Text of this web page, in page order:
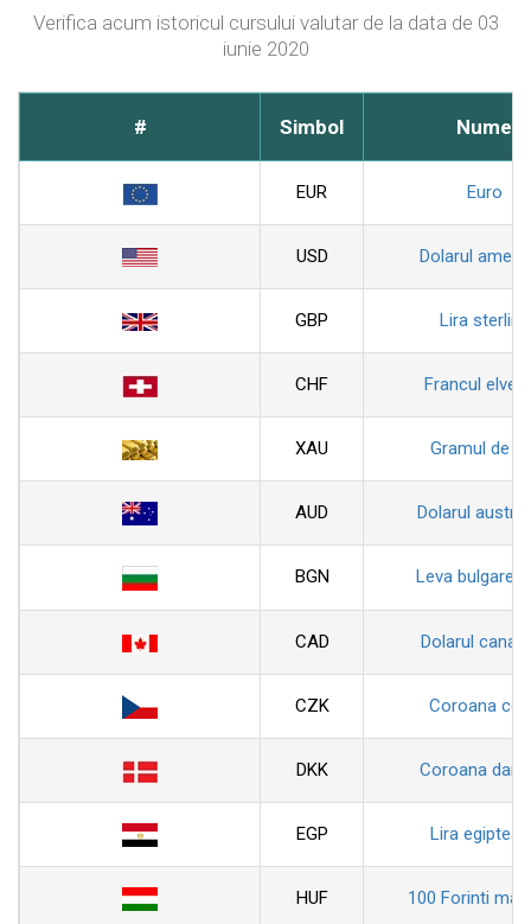
Verifica acum istoricul cursului valutar de la data de 03
iunie 2020
# Simbol Nume
EUR Euro
USD Dolarul
GBP Lira sterlina
CHF Francul
XAU Gramul de
AUD Dolarul
BGN Leva
CAD Dolarul
CZK Coroana
DKK Coroana
EGP Lira
HUF 100 Forinti